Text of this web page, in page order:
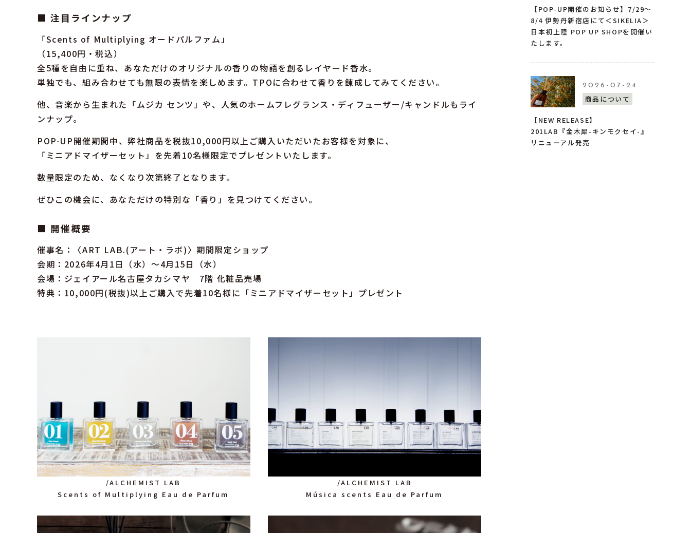
■ 注目ラインナップ
「Scents of Multiplying オードパルファム」
（15,400円・税込）
全5種を自由に重ね、あなただけのオリジナルの香りの物語を創るレイヤード香水。
単独でも、組み合わせても無限の表情を楽しめます。TPOに合わせて香りを錬成してみてください。
他、音楽から生まれた「ムジカ センツ」や、人気のホームフレグランス・ディフューザー/キャンドルもライ
ンナップ。
POP-UP開催期間中、弊社商品を税抜10,000円以上ご購入いただいたお客様を対象に、
「ミニアドマイザーセット」を先着10名様限定でプレゼントいたします。
数量限定のため、なくなり次第終了となります。
ぜひこの機会に、あなただけの特別な「香り」を見つけてください。
■ 開催概要
催事名：〈ART LAB.(アート・ラボ)〉期間限定ショップ
会期：2026年4月1日（水）～4月15日（水）
会場：ジェイアール名古屋タカシマヤ 7階 化粧品売場
特典：10,000円(税抜)以上ご購入で先着10名様に「ミニアドマイザーセット」プレゼント
/ALCHEMIST LAB
Scents of Multiplying Eau de Parfum
/ALCHEMIST LAB
Música scents Eau de Parfum
【POP-UP開催のお知らせ】7/29〜
8/4 伊勢丹新宿店にて＜SIKELIA＞
日本初上陸 POP UP SHOPを開催い
たします。
2026-07-24
商品について
【NEW RELEASE】
201LAB『金木犀-キンモクセイ-』
リニューアル発売